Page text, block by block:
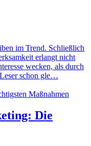
im Trend. Schließlich
erlangt nicht
wecken, als durch
schon gle…
Die